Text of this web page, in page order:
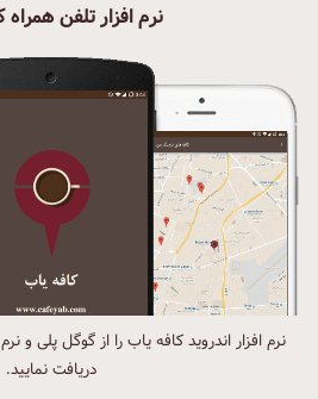
نرم افزار تلفن همراه
نرم افزار اندروید کافه یاب را از گوگل پلی و
دریافت نمایید.